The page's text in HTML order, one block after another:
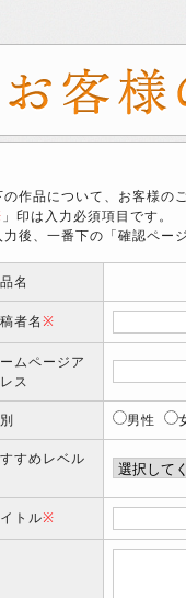
の作品について、お客様の
」印は入力必須項目です。
力後、一番下の「確認ペー
名
者名※
ムページア
ス
男性
すめレベル
トル※